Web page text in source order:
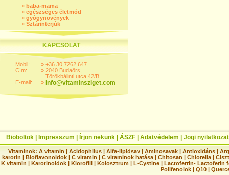
» baba-mama
» egészséges életmód
» gyógynövények
» Sztárinterjúk
KAPCSOLAT
Mobil:
Cím:
E-mail:
»
»
»
+36 30 7262 647
2040 Budaörs,
Törökbálinti utca 42/B
info@vitaminsziget.com
Bioboltok Impresszum Írjon nekünk ÁSZF Adatvédelem Jogi nyilatkozat
Vitaminok: A vitamin |Acidophilus |Alfa-lipidsav |Aminosavak |Antioxidáns |
karotin | Bioflavonoidok | C vitamin | C vitaminok hatása | Chitosan | Chlorella |
K vitamin | Karotinoidok | Klorofill | Kolosztrum | L-Cystine | Lactoferrin- Lactoferin
Polifenolok |Q10 |